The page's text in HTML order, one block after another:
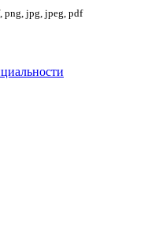
png, jpg, jpeg, pdf